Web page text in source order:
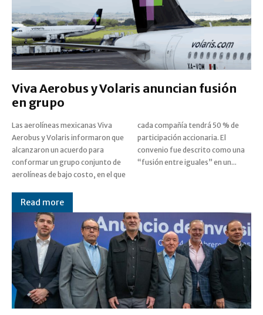
Viva Aerobus y Volaris anuncian fusión
en grupo
Las aerolíneas mexicanas Viva
Aerobus y Volaris informaron que
alcanzaron un acuerdo para
conformar un grupo conjunto de
aerolíneas de bajo costo, en el que
cada compañía tendrá 50 % de
participación accionaria. El
convenio fue descrito como una
“fusión entre iguales” en un...
Read more